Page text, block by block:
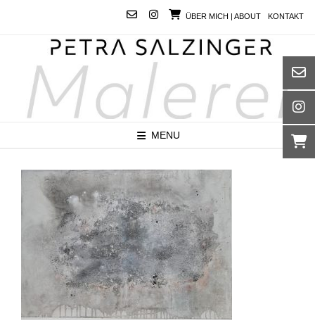
ÜBER MICH | ABOUT KONTAKT
MENU